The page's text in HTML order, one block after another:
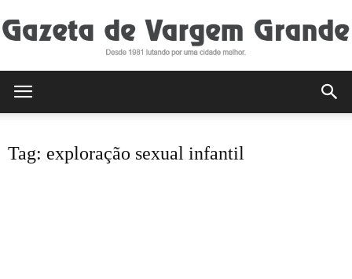
Tag: exploração sexual infantil